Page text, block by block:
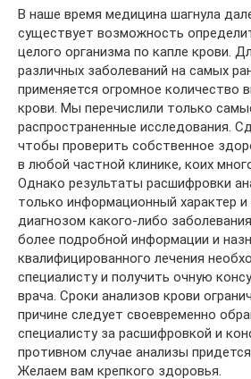
В наше время медицина шагнула
существует возможность
целого организма по капле крови.
различных заболеваний на самых
применяется огромное количество
крови. Мы перечислили только
распространенные исследования.
чтобы проверить собственное
в любой частной клинике, коих
Однако результаты расшифровки
только информационный характер и
диагнозом какого-либо
более подробной информации и
квалифицированного лечения
специалисту и получить очную
врача. Сроки анализов крови
причине следует своевременно
специалисту за расшифровкой и
противном случае анализы
Желаем вам крепкого здоровья.